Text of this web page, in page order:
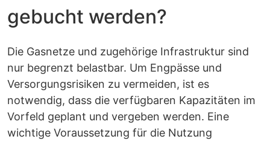
gebucht werden?
Die Gasnetze und zugehörige Infrastruktur sind
nur begrenzt belastbar. Um Engpässe und
Versorgungsrisiken zu vermeiden, ist es
notwendig, dass die verfügbaren Kapazitäten im
Vorfeld geplant und vergeben werden. Eine
wichtige Voraussetzung für die Nutzung